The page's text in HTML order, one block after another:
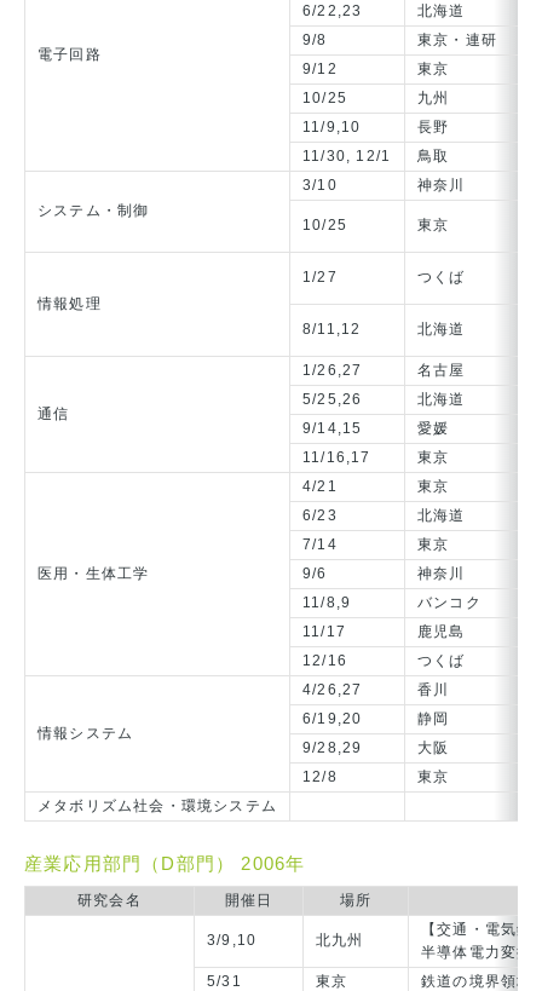
電子回路
6/22,23
北海道
9/8
東京・連研
9/12
東京
10/25
九州
11/9,10
長野
11/30, 12/1
鳥取
システム・制御
3/10 神奈川
10/25 東京
情報処理
1/27 つくば
8/11,12 北海道
通信
1/26,27 名古屋
5/25,26
北海道
9/14,15
愛媛
11/16,17
東京
医用・生体工学
4/21 東京
6/23
北海道
7/14
東京
9/6
神奈川
11/8,9
バンコク
11/17
鹿児島
12/16
つくば
情報システム
4/26,27 香川
6/19,20
静岡
9/28,29
大阪
12/8
東京
メタボリズム社会・環境システム
産業応用部門（D部門） 2006年
研究会名 開催日 場所
3/9,10 北九州
【交通・電気
半導体電力変換
5/31
東京 鉄道の境界領域